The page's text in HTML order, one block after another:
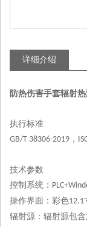
详细介绍
防热伤害手套辐射
执行标准
GB/T 38306-2019 ，
技术参数
控制系统：
操作界面：彩色12.1
辐射源：辐射源包